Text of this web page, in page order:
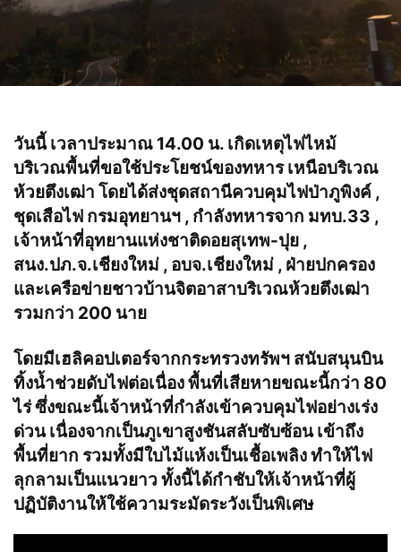
วันนี้ เวลาประมาณ 14.00 น. เกิดเหตุไฟไหม้
บริเวณพื้นที่ขอใช้ประโยชน์ของทหาร เหนือบริเวณ
ห้วยตึงเฒ่า โดยได้ส่งชุดสถานีควบคุมไฟป่าภูพิงค์ ,
ชุดเสือไฟ กรมอุทยานฯ , กำลังทหารจาก มทบ.33 ,
เจ้าหน้าที่อุทยานแห่งชาติดอยสุเทพ-ปุย ,
สนง.ปภ.จ.เชียงใหม่ , อบจ.เชียงใหม่ , ฝ่ายปกครอง
และเครือข่ายชาวบ้านจิตอาสาบริเวณห้วยตึงเฒ่า
รวมกว่า 200 นาย
โดยมีเฮลิคอปเตอร์จากกระทรวงทรัพฯ สนับสนุนบิน
ทิ้งน้ำช่วยดับไฟต่อเนื่อง พื้นที่เสียหายขณะนี้กว่า 80
ไร่ ซึ่งขณะนี้เจ้าหน้าที่กำลังเข้าควบคุมไฟอย่างเร่ง
ด่วน เนื่องจากเป็นภูเขาสูงชันสลับซับซ้อน เข้าถึง
พื้นที่ยาก รวมทั้งมีใบไม้แห้งเป็นเชื้อเพลิง ทำให้ไฟ
ลุกลามเป็นแนวยาว ทั้งนี้ได้กำชับให้เจ้าหน้าที่ผู้
ปฏิบัติงานให้ใช้ความระมัดระวังเป็นพิเศษ